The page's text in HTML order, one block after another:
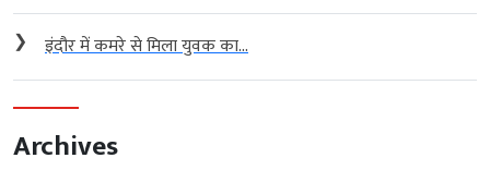
❯ इंदौर में कमरे से मिला युवक का...
Archives